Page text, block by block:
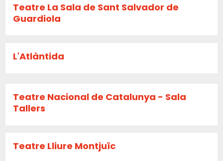
Teatre La Sala de Sant Salvador de
Guardiola
L'Atlàntida
Teatre Nacional de Catalunya - Sala
Tallers
Teatre Lliure Montjuïc